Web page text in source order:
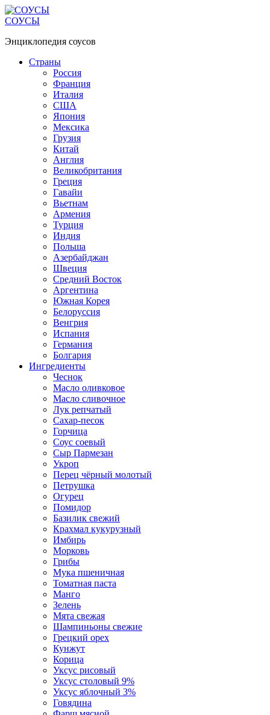
Перейти
к
СОУСЫ
Энциклопедия соусов
Страны
Россия
Франция
Италия
США
Япония
Мексика
Грузия
Китай
Англия
Великобритания
Греция
Гавайи
Вьетнам
Армения
Турция
Индия
Польша
Азербайджан
Швеция
Средний Восток
Аргентина
Южная Корея
Белоруссия
Венгрия
Испания
Германия
Болгария
Ингредиенты
Чеснок
Масло оливковое
Масло сливочное
Лук репчатый
Сахар-песок
Горчица
Соус соевый
Сыр Пармезан
Укроп
Перец чёрный молотый
Петрушка
Огурец
Помидор
Базилик свежий
Крахмал кукурузный
Имбирь
Морковь
Грибы
Мука пшеничная
Томатная паста
Манго
Зелень
Мята свежая
Шампиньоны свежие
Грецкий орех
Кунжут
Корица
Уксус рисовый
Уксус столовый 9%
Уксус яблочный 3%
Говядина